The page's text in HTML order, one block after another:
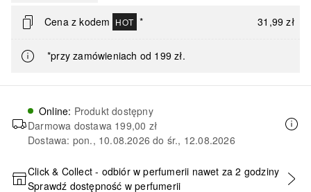
Cena z kodem HOT * 31,99 zł
*przy zamówieniach od 199 zł.
Online: Produkt dostępny
Darmowa dostawa 199,00 zł
Dostawa: pon., 10.08.2026 do śr., 12.08.2026
DODAJ DO KOSZYKA
Click & Collect - odbiór w perfumerii nawet za 2 godziny
Sprawdź dostępność w perfumerii